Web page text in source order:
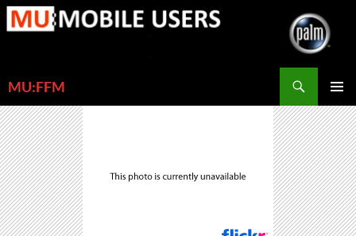
Zum
Inhalt
MU:FFM
MENÜ